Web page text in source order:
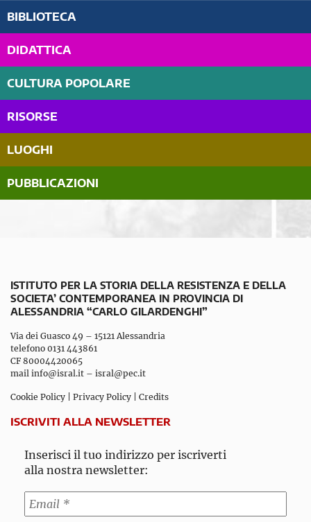
BIBLIOTECA
DIDATTICA
CULTURA POPOLARE
RISORSE
LUOGHI
PUBBLICAZIONI
ISTITUTO PER LA STORIA DELLA RESISTENZA E DELLA
SOCIETA’ CONTEMPORANEA IN PROVINCIA DI
ALESSANDRIA “CARLO GILARDENGHI”
Via dei Guasco 49 – 15121 Alessandria
telefono 0131 443861
CF 80004420065
mail info@isral.it – isral@pec.it
Cookie Policy Privacy Policy Credits
ISCRIVITI ALLA NEWSLETTER
Inserisci il tuo indirizzo per iscriverti
alla nostra newsletter: